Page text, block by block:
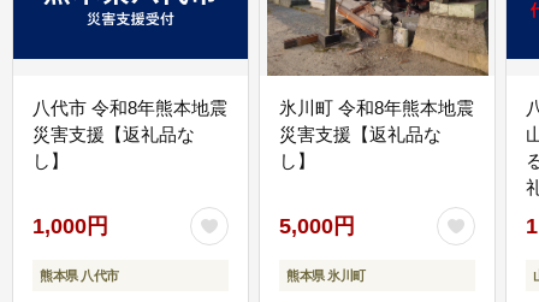
八代市 令和8年熊本地震
災害支援【返礼品な
し】
1,000円
熊本県 八代市
氷川町 令和8年熊本地震
災害支援【返礼品な
し】
5,000円
熊本県 氷川町